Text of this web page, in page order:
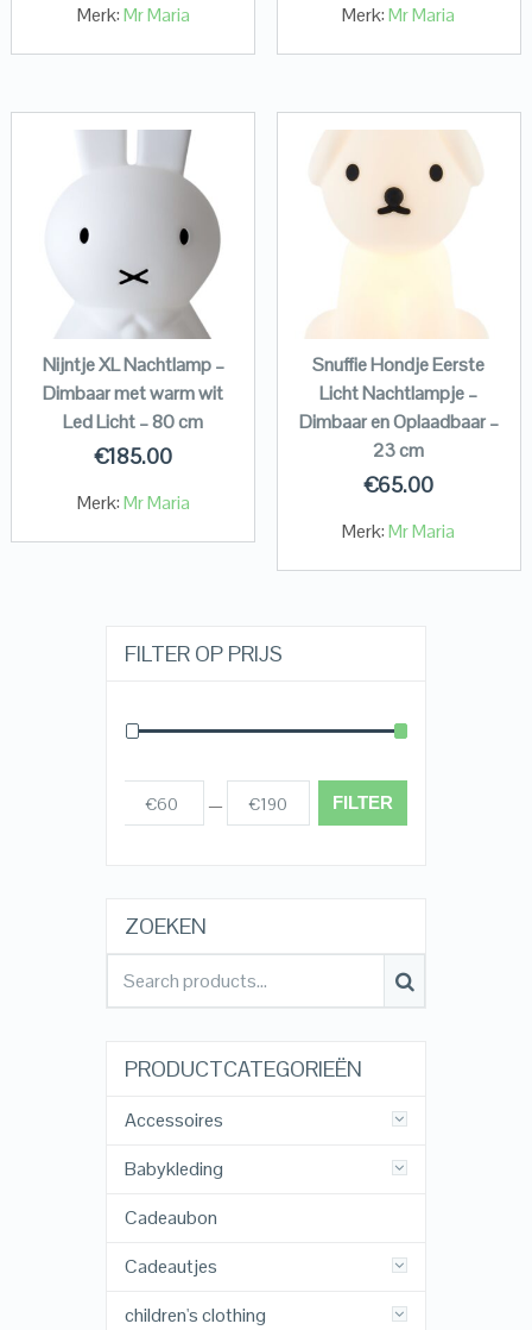
Merk:Mr Maria Merk:Mr Maria
Nijntje XL Nachtlamp –
Dimbaar met warm wit
Led Licht – 80 cm
€185.00
Merk:Mr Maria
Snuffie Hondje Eerste
Licht Nachtlampje –
Dimbaar en Oplaadbaar –
23 cm
€65.00
Merk:Mr Maria
FILTER OP PRIJS
FILTER
€60 — €190
ZOEKEN
PRODUCTCATEGORIEËN
Accessoires
Babykleding
Cadeaubon
Cadeautjes
children's clothing